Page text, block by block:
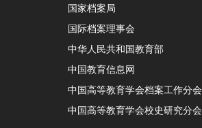
国家档案局
国际档案理事会
中华人民共和国教育部
中国教育信息网
中国高等教育学会档案工作分会
中国高等教育学会校史研究分会